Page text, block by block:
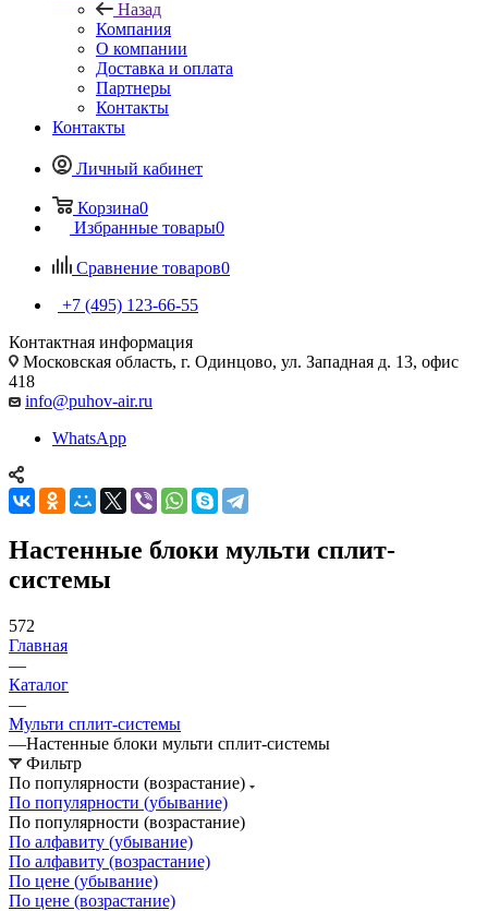
Назад
Компания
О компании
Доставка и оплата
Партнеры
Контакты
Контакты
Личный кабинет
Корзина0
Избранные товары0
Сравнение товаров0
+7 (495) 123-66-55
Контактная информация
Московская область, г. Одинцово, ул. Западная д. 13, офис
418
info@puhov-air.ru
WhatsApp
Настенные блоки мульти сплит-
системы
572
Главная
—
Каталог
—
Мульти сплит-системы
—Настенные блоки мульти сплит-системы
Фильтр
По популярности (возрастание)
По популярности (убывание)
По популярности (возрастание)
По алфавиту (убывание)
По алфавиту (возрастание)
По цене (убывание)
По цене (возрастание)